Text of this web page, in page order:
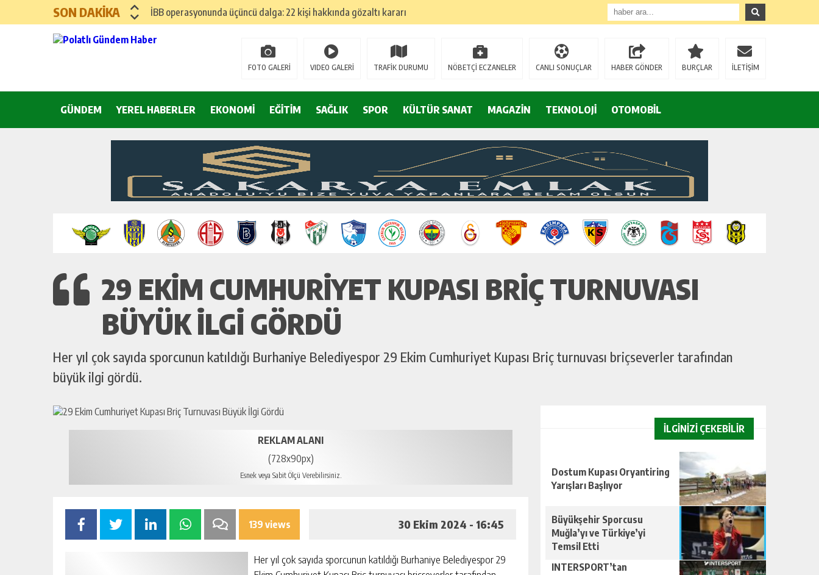
SON DAKİKA
İBB operasyonunda üçüncü dalga: 22 kişi hakkında gözaltı kararı
Hayri Kozanoğlu… Erdoğan’ın 3 devri
Eğrek’in iş arkadaşları Çalık Holding’in önünde: “Hakkımızı istemeye geldik, bizi de mi döverek öldüreceksiniz?”
Seçmeli demokrasi: Kimine şeker, kimine zehir
FOTO GALERİ VIDEO GALERİ TRAFİK DURUMU NÖBETÇİ ECZANELER CANLI SONUÇLAR HABER GÖNDER BURÇLAR İLETİŞİM
GÜNDEM YEREL HABERLER EKONOMİ EĞİTİM SAĞLIK SPOR KÜLTÜR SANAT MAGAZİN TEKNOLOJİ OTOMOBİL
29 EKIM CUMHURIYET KUPASI BRIÇ TURNUVASI
BÜYÜK İLGI GÖRDÜ
Her yıl çok sayıda sporcunun katıldığı Burhaniye Belediyespor 29 Ekim Cumhuriyet Kupası Briç turnuvası briçseverler tarafından
büyük ilgi gördü.
REKLAM ALANI
(728x90px)
Esnek veya Sabit Ölçü Verebilirsiniz.
139 views 30 Ekim 2024 - 16:45
Her yıl çok sayıda sporcunun katıldığı Burhaniye Belediyespor 29
İLGİNİZİ ÇEKEBİLİR
Dostum Kupası Oryantiring
Yarışları Başlıyor
Büyükşehir Sporcusu
Muğla’yı ve Türkiye’yi
Temsil Etti
INTERSPORT’tan